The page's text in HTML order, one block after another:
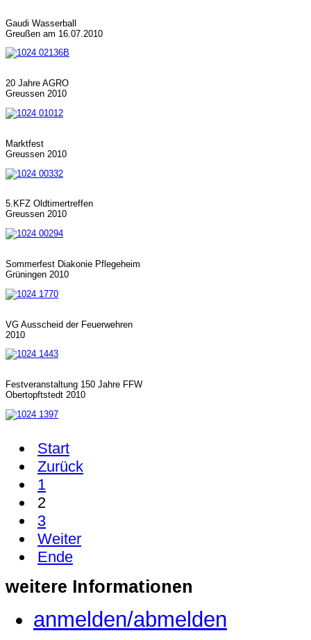
Gaudi Wasserball
Greußen am 16.07.2010
20 Jahre AGRO
Greussen 2010
Marktfest
Greussen 2010
5.KFZ Oldtimertreffen
Greussen 2010
Sommerfest Diakonie Pflegeheim
Grüningen 2010
VG Ausscheid der Feuerwehren
2010
Festveranstaltung 150 Jahre FFW
Obertopftstedt 2010
Start
Zurück
1
2
3
Weiter
Ende
weitere Informationen
anmelden/abmelden